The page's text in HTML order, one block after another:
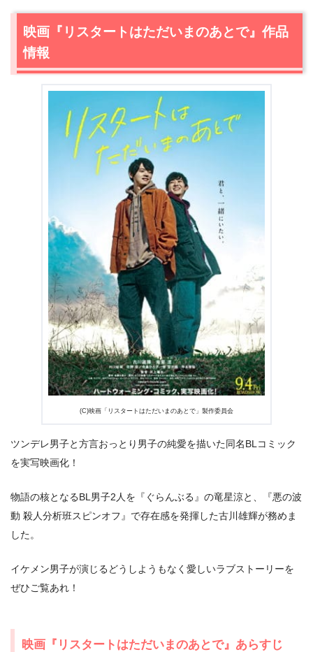
出典: U-NEXTヘルプセンター
出典:U-NEXT
＼＼31日間無料!!お試し解約もOK／／
映画『リスタートはただいまのあとで』作品
情報
(C)映画「リスタートはただいまのあとで」製作委員会
ツンデレ男子と方言おっとり男子の純愛を描いた同名BLコミック
を実写映画化！
物語の核となるBL男子2人を『ぐらんぶる』の竜星涼と、『悪の波
動 殺人分析班スピンオフ』で存在感を発揮した古川雄輝が務めま
した。
イケメン男子が演じるどうしようもなく愛しいラブストーリーを
ぜひご覧あれ！
映画『リスタートはただいまのあとで』あらすじ